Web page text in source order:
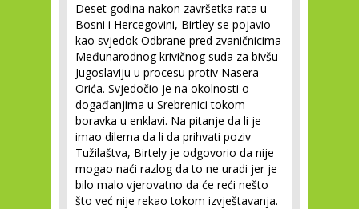
Deset godina nakon završetka rata u
Bosni i Hercegovini, Birtley se pojavio
kao svjedok Odbrane pred zvaničnicima
Međunarodnog krivičnog suda za bivšu
Jugoslaviju u procesu protiv Nasera
Orića. Svjedočio je na okolnosti o
događanjima u Srebrenici tokom
boravka u enklavi. Na pitanje da li je
imao dilema da li da prihvati poziv
Tužilaštva, Birtely je odgovorio da nije
mogao naći razlog da to ne uradi jer je
bilo malo vjerovatno da će reći nešto
što već nije rekao tokom izvještavanja.